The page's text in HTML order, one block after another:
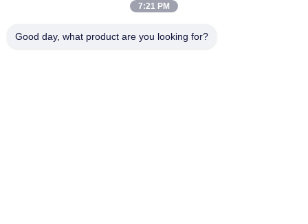
370 le haut moteur de couple de 46mm 6V 24V 12v ROHS
7:21 PM
Good day, what product are you looking for?